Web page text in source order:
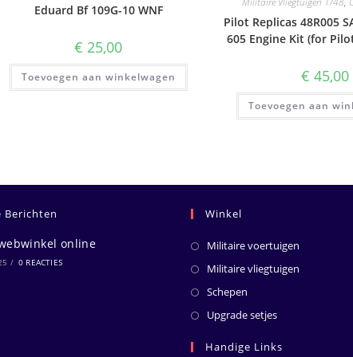
Eduard Bf 109G-10 WNF
€ 25,00
Toevoegen aan winkelwagen
Pilot Replicas 48R005
605 Engine Kit (for
€ 45,00
Toevoegen aan
Berichten
online
/ 0 REACTIES
Winkel
Militaire voertuigen
Militaire vliegtuigen
Schepen
Upgrade setjes
Handige Links